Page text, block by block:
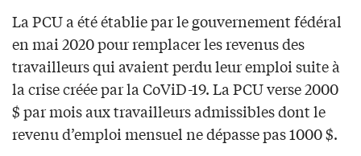
La PCU a été établie par le gouvernement fédéral
en mai 2020 pour remplacer les revenus des
travailleurs qui avaient perdu leur emploi suite à
la crise créée par la CoViD-19. La PCU verse 2000
$ par mois aux travailleurs admissibles dont le
revenu d’emploi mensuel ne dépasse pas 1000 $.